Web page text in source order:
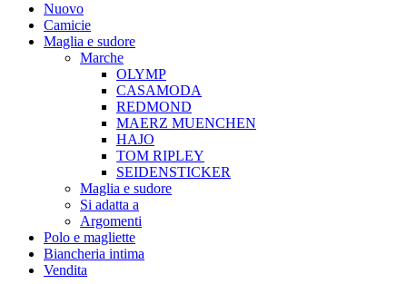
Nuovo
Camicie
Maglia e sudore
Marche
OLYMP
CASAMODA
REDMOND
MAERZ MUENCHEN
HAJO
TOM RIPLEY
SEIDENSTICKER
Maglia e sudore
Si adatta a
Argomenti
Polo e magliette
Biancheria intima
Vendita